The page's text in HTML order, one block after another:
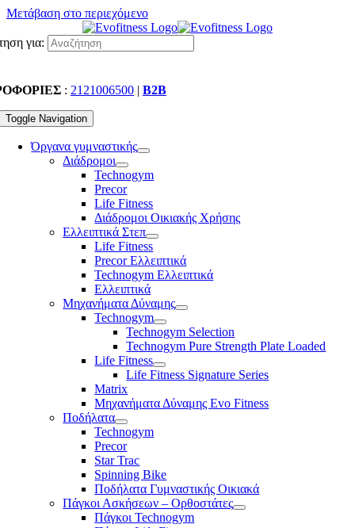
Μετάβαση στο περιεχόμενο
για:
: 2121006500 | B2B
Toggle Navigation
Όργανα γυμναστικής
Διάδρομοι
Technogym
Precor
Life Fitness
Διάδρομοι Οικιακής Χρήσης
Ελλειπτικά Στεπ
Life Fitness
Precor Ελλειπτικά
Technogym Ελλειπτικά
Ελλειπτικά
Μηχανήματα Δύναμης
Technogym
Technogym Selection
Technogym Pure Strength Plate Loaded
Life Fitness
Life Fitness Signature Series
Matrix
Μηχανήματα Δύναμης Evo Fitness
Ποδήλατα
Technogym
Precor
Star Trac
Spinning Bike
Ποδήλατα Γυμναστικής Οικιακά
Πάγκοι Ασκήσεων – Ορθοστάτες
Πάγκοι Technogym